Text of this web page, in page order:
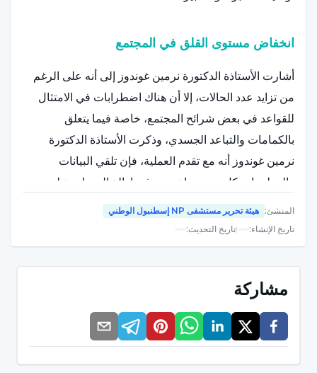
انخفاض مستوى القلق في المجتمع
أشارت الأستاذة الدكتورة نرمين غوندوز إلى أنه على الرغم
من تزايد عدد الحالات، إلا أن هناك اضطرابات في الامتثال
للقواعد في بعض شرائح المجتمع، خاصة فيما يتعلق
بالكمامات والتباعد الجسدي، وذكرت الأستاذة الدكتورة
نرمين غوندوز أنه مع تقدم العملية، فإن تلقي البيانات
والمعلومات كل يوم ربما تسبب في إزالة الحساسية لدى
قالت الأستاذة الدكتورة نرمين غوندوز: "كان أول عدد معلن
من المرضى في شهر مارس هو 1 في تركيا، في حين أن
مستوى القلق لدى الأشخاص كان 10 إذا قمنا بتقييمه من 10.
أن عدد الحالات الجديدة تجاوز 1,500 حالة، ومستوى القلق
عند مستوى 2-3. عندما سمعنا نتيجة الوفاة مع أول حالة،
المنشئ: هيئة تحرير مستشفى NP إسطنبول الوطني
تاريخ الإنشاء:
|تاريخ التحديث:
مشاركة